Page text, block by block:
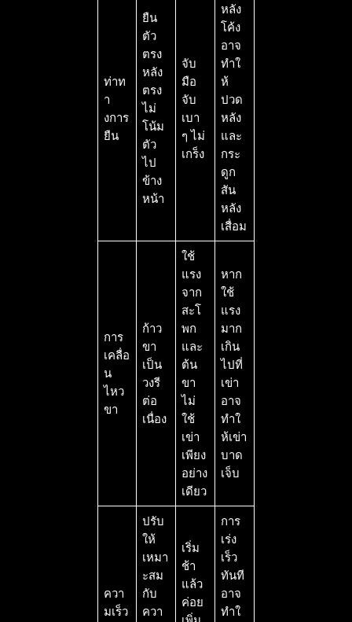
ท่าท
า
งการ
ยืน
ยืน
ตัว
ตรง
หลัง
ตรง
ไม่
โน้ม
ตัว
ไป
ข้าง
หน้า
จับ
มือ
จับ
เบา
ๆ ไม่
เกร็ง
หลัง
โค้ง
อาจ
ทำใ
ห้
ปวด
หลัง
และ
กระ
ดูก
สัน
หลัง
เสื่อม
การ
เคลื่อ
น
ไหว
ขา
ก้าว
ขา
เป็น
วงรี
ต่อ
เนื่อง
ใช้
แรง
จาก
สะโ
พก
และ
ต้น
ขา
ไม่
ใช้
เข่า
เพียง
อย่าง
เดียว
หาก
ใช้
แรง
มาก
เกิน
ไปที่
เข่า
อาจ
ทำใ
ห้เข่า
บาด
เจ็บ
ควา
มเร็ว
ปรับ
ให้
เหมา
ะสม
กับ
ควา
เริ่ม
ช้า
แล้ว
ค่อย
การ
เร่ง
เร็ว
ทันที
อาจ
ทำใ